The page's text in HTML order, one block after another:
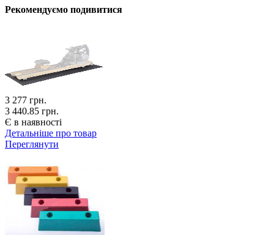
Рекомендуємо подивитися
3 277 грн.
3 440.85 грн.
Є в наявності
Детальніше про товар
Переглянути